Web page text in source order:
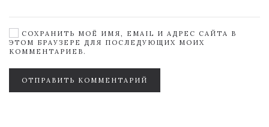
СОХРАНИТЬ МОЁ ИМЯ, EMAIL И АДРЕС САЙТА В
ЭТОМ БРАУЗЕРЕ ДЛЯ ПОСЛЕДУЮЩИХ МОИХ
КОММЕНТАРИЕВ.
ОТПРАВИТЬ КОММЕНТАРИЙ